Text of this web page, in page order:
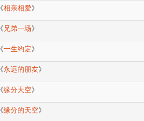
《相亲相爱》
《 兄弟一场》
《一生约定》
《永远的朋友》
《缘分天空》
《缘分的天空》